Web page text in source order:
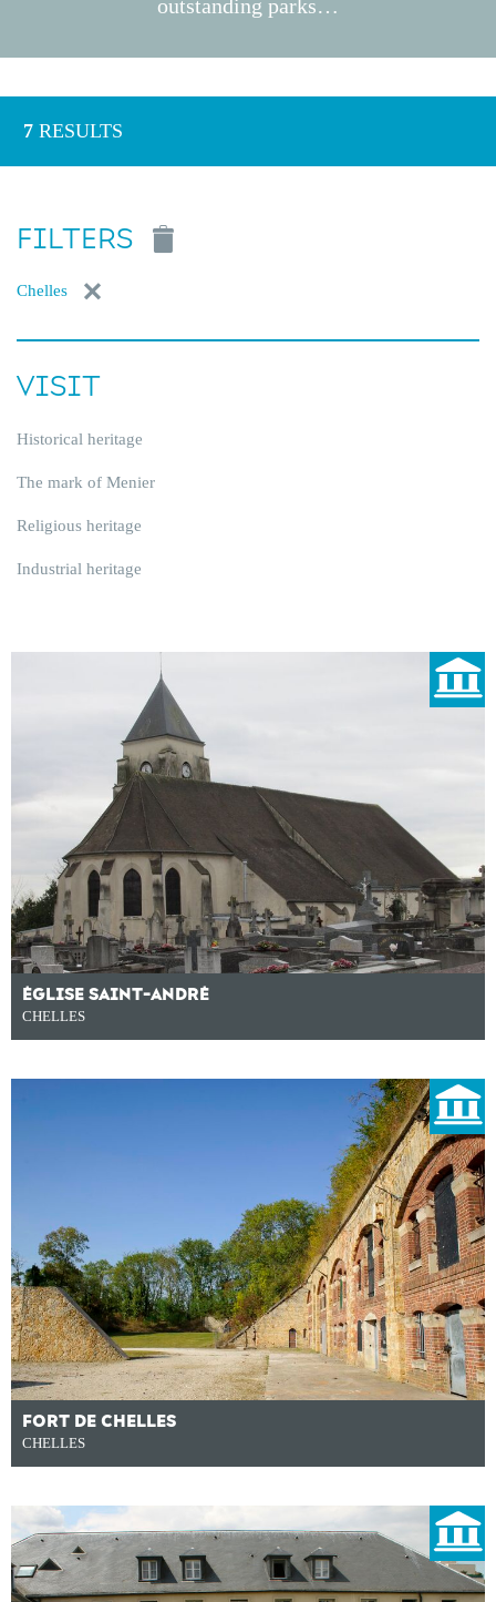
outstanding parks…
7 RESULTS
FILTERS
Chelles
VISIT
Historical heritage
The mark of Menier
Religious heritage
Industrial heritage
ÉGLISE SAINT-ANDRÉ
CHELLES
FORT DE CHELLES
CHELLES